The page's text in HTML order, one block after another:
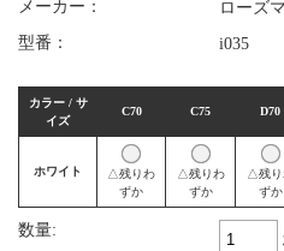
メーカー：
ローズ
型番：
i035
カラー / サ
イズ
C70 C75 D70
ホワイト
△残りわ
ずか
△残りわ
ずか
△残り
ずか
数量: